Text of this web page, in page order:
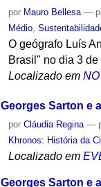
por Mauro Bellesa —
Médio ,
O geógrafo Luís
Brasil" no dia 3 de
Localizado em
Georges Sarton e
porCláudia Regina —
Khronos: História da
Localizado em
Georges Sarton e